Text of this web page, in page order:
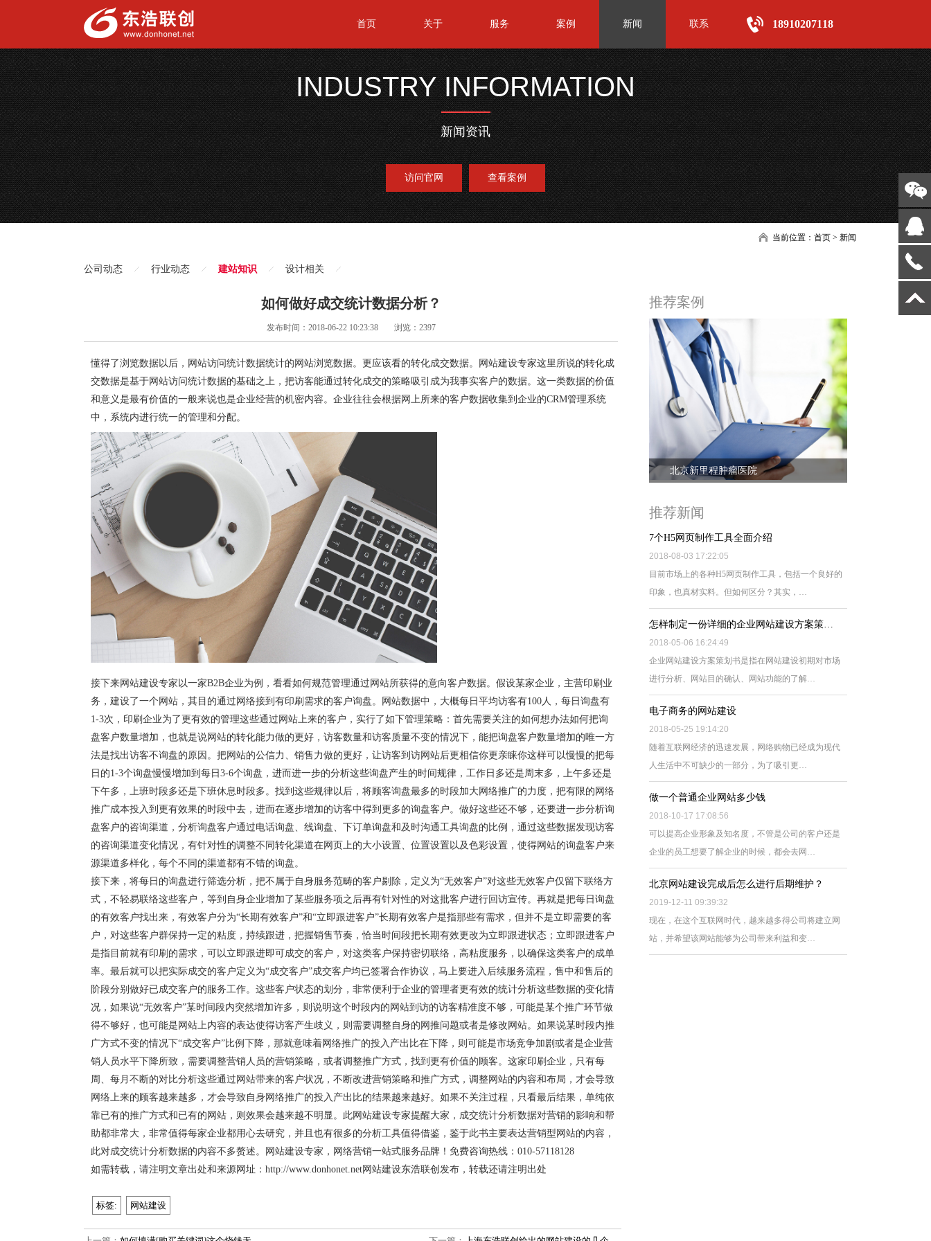
首页 关于 服务 案例 新闻 联系 18910207118
INDUSTRY INFORMATION
新闻资讯
访问官网 查看案例
当前位置：首页 >新闻
公司动态 行业动态 建站知识 设计相关
如何做好成交统计数据分析？
发布时间：2018-06-22 10:23:38 浏览：2397
懂得了浏览数据以后，网站访问统计数据统计的网站浏览数据。更应该看的转化成交数据。网站建设专家这里所说的转化成
交数据是基于网站访问统计数据的基础之上，把访客能通过转化成交的策略吸引成为我事实客户的数据。这一类数据的价值
和意义是最有价值的一般来说也是企业经营的机密内容。企业往往会根据网上所来的客户数据收集到企业的CRM管理系统
中，系统内进行统一的管理和分配。
接下来网站建设专家以一家B2B企业为例，看看如何规范管理通过网站所获得的意向客户数据。假设某家企业，主营印刷业
务，建设了一个网站，其目的通过网络接到有印刷需求的客户询盘。网站数据中，大概每日平均访客有100人，每日询盘有
1-3次，印刷企业为了更有效的管理这些通过网站上来的客户，实行了如下管理策略：首先需要关注的如何想办法如何把询
盘客户数量增加，也就是说网站的转化能力做的更好，访客数量和访客质量不变的情况下，能把询盘客户数量增加的唯一方
法是找出访客不询盘的原因。把网站的公信力、销售力做的更好，让访客到访网站后更相信你更亲睐你这样可以慢慢的把每
日的1-3个询盘慢慢增加到每日3-6个询盘，进而进一步的分析这些询盘产生的时间规律，工作日多还是周末多，上午多还是
下午多，上班时段多还是下班休息时段多。找到这些规律以后，将顾客询盘最多的时段加大网络推广的力度，把有限的网络
推广成本投入到更有效果的时段中去，进而在逐步增加的访客中得到更多的询盘客户。做好这些还不够，还要进一步分析询
盘客户的咨询渠道，分析询盘客户通过电话询盘、线询盘、下订单询盘和及时沟通工具询盘的比例，通过这些数据发现访客
的咨询渠道变化情况，有针对性的调整不同转化渠道在网页上的大小设置、位置设置以及色彩设置，使得网站的询盘客户来
源渠道多样化，每个不同的渠道都有不错的询盘。
接下来，将每日的询盘进行筛选分析，把不属于自身服务范畴的客户剔除，定义为“无效客户”对这些无效客户仅留下联络方
式，不轻易联络这些客户，等到自身企业增加了某些服务项之后再有针对性的对这批客户进行回访宣传。再就是把每日询盘
的有效客户找出来，有效客户分为“长期有效客户”和“立即跟进客户”长期有效客户是指那些有需求，但并不是立即需要的客
户，对这些客户群保持一定的粘度，持续跟进，把握销售节奏，恰当时间段把长期有效更改为立即跟进状态；立即跟进客户
是指目前就有印刷的需求，可以立即跟进即可成交的客户，对这类客户保持密切联络，高粘度服务，以确保这类客户的成单
率。最后就可以把实际成交的客户定义为“成交客户”成交客户均已签署合作协议，马上要进入后续服务流程，售中和售后的
阶段分别做好已成交客户的服务工作。这些客户状态的划分，非常便利于企业的管理者更有效的统计分析这些数据的变化情
况，如果说“无效客户”某时间段内突然增加许多，则说明这个时段内的网站到访的访客精准度不够，可能是某个推广环节做
得不够好，也可能是网站上内容的表达使得访客产生歧义，则需要调整自身的网推问题或者是修改网站。如果说某时段内推
广方式不变的情况下“成交客户”比例下降，那就意味着网络推广的投入产出比在下降，则可能是市场竞争加剧或者是企业营
销人员水平下降所致，需要调整营销人员的营销策略，或者调整推广方式，找到更有价值的顾客。这家印刷企业，只有每
周、每月不断的对比分析这些通过网站带来的客户状况，不断改进营销策略和推广方式，调整网站的内容和布局，才会导致
网络上来的顾客越来越多，才会导致自身网络推广的投入产出比的结果越来越好。如果不关注过程，只看最后结果，单纯依
靠已有的推广方式和已有的网站，则效果会越来越不明显。此网站建设专家提醒大家，成交统计分析数据对营销的影响和帮
助都非常大，非常值得每家企业都用心去研究，并且也有很多的分析工具值得借鉴，鉴于此书主要表达营销型网站的内容，
此对成交统计分析数据的内容不多赘述。网站建设专家，网络营销一站式服务品牌！免费咨询热线：010-57118128
如需转载，请注明文章出处和来源网址：http://www.donhonet.net网站建设东浩联创发布，转载还请注明出处
标签: 网站建设
推荐案例
北京新里程肿瘤医院
推荐新闻
7个H5网页制作工具全面介绍
2018-08-03 17:22:05
目前市场上的各种H5网页制作工具，包括一个良好的
印象，也真材实料。但如何区分？其实，…
怎样制定一份详细的企业网站建设方案策…
2018-05-06 16:24:49
企业网站建设方案策划书是指在网站建设初期对市场
进行分析、网站目的确认、网站功能的了解…
电子商务的网站建设
2018-05-25 19:14:20
随着互联网经济的迅速发展，网络购物已经成为现代
人生活中不可缺少的一部分，为了吸引更…
做一个普通企业网站多少钱
2018-10-17 17:08:56
可以提高企业形象及知名度，不管是公司的客户还是
企业的员工想要了解企业的时候，都会去网…
北京网站建设完成后怎么进行后期维护？
2019-12-11 09:39:32
现在，在这个互联网时代，越来越多得公司将建立网
站，并希望该网站能够为公司带来利益和变…